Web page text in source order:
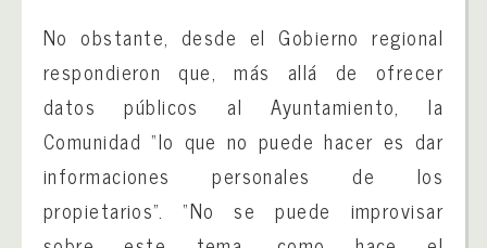
No obstante, desde el Gobierno regional
respondieron que, más allá de ofrecer
datos públicos al Ayuntamiento, la
Comunidad “lo que no puede hacer es dar
informaciones personales de los
propietarios”. “No se puede improvisar